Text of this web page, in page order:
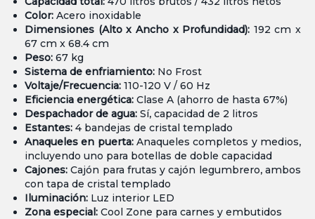
Color: Acero inoxidable
Dimensiones (Alto x Ancho x Profundidad): 192 cm x
67 cm x 68.4 cm
Peso: 67 kg
Sistema de enfriamiento: No Frost
Voltaje/Frecuencia: 110-120 V / 60 Hz
Eficiencia energética: Clase A (ahorro de hasta 67%)
Despachador de agua: Sí, capacidad de 2 litros
Estantes: 4 bandejas de cristal templado
Anaqueles en puerta:Anaqueles completos y medios,
incluyendo uno para botellas de doble capacidad
Cajones: Cajón para frutas y cajón legumbrero, ambos
con tapa de cristal templado
Iluminación: Luz interior LED
Zona especial: Cool Zone para carnes y embutidos